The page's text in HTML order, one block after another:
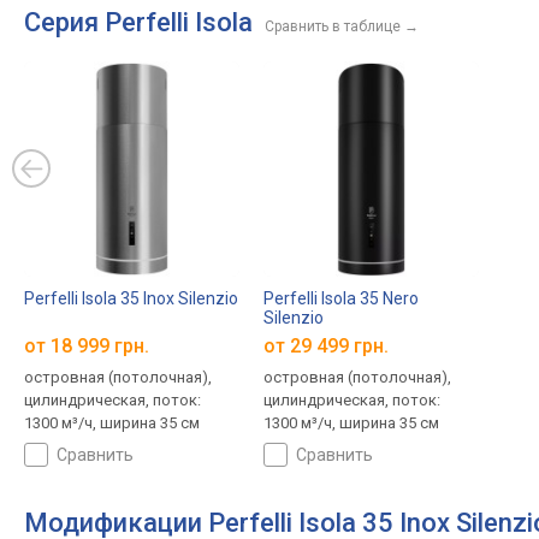
Серия Perfelli Isola Сравнить в таблице →
Perfelli Isola 35 Inox Silenzio
от 18 999 грн.
островная (потолочная),
цилиндрическая, поток:
1300 м³/ч, ширина 35 см
сравнить
Perfelli Isola 35 Nero
Silenzio
от 29 499 грн.
островная (потолочная),
цилиндрическая, поток:
1300 м³/ч, ширина 35 см
сравнить
Модификации Perfelli Isola 35 Inox